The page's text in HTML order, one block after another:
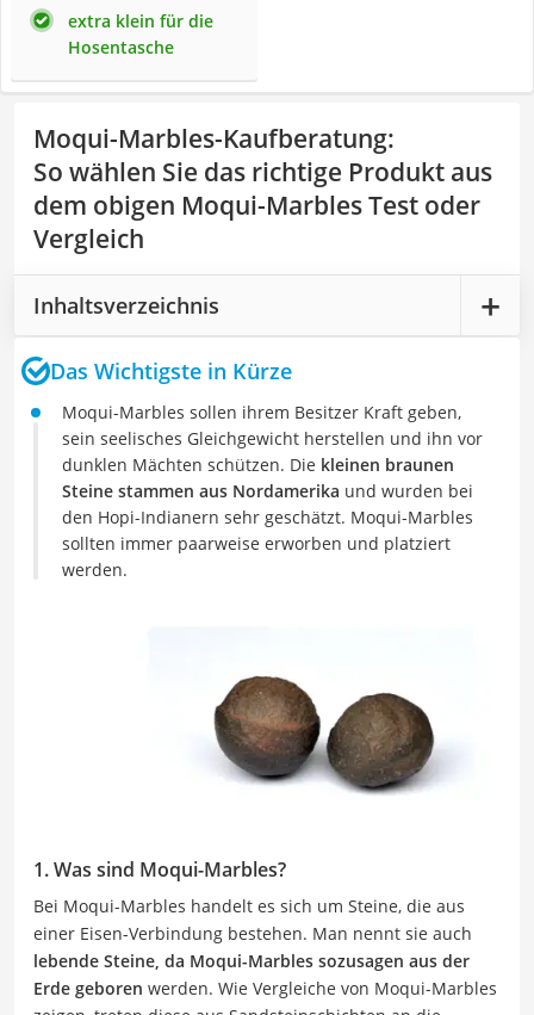
extra klein für die
Hosentasche
Moqui-Marbles-Kaufberatung:
So wählen Sie das richtige Produkt aus
dem obigen Moqui-Marbles Test oder
Vergleich
Inhaltsverzeichnis
Das Wichtigste in Kürze
Moqui-Marbles sollen ihrem Besitzer Kraft geben,
sein seelisches Gleichgewicht herstellen und ihn vor
dunklen Mächten schützen. Die kleinen braunen
Steine stammen aus Nordamerika und wurden bei
den Hopi-Indianern sehr geschätzt. Moqui-Marbles
sollten immer paarweise erworben und platziert
werden.
1. Was sind Moqui-Marbles?
Bei Moqui-Marbles handelt es sich um Steine, die aus
einer Eisen-Verbindung bestehen. Man nennt sie auch
lebende Steine, da Moqui-Marbles sozusagen aus der
Erde geboren werden. Wie Vergleiche von Moqui-Marbles